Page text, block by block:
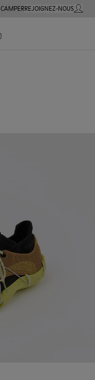
REJOIGNEZ-NOUSMON